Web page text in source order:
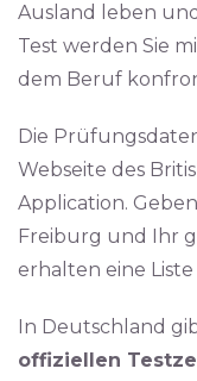
Ausland leben
Test werden Sie
dem Beruf
Die
Webseite des
Application.
Freiburg und Ihr
erhalten eine
In Deutschland
offiziellen